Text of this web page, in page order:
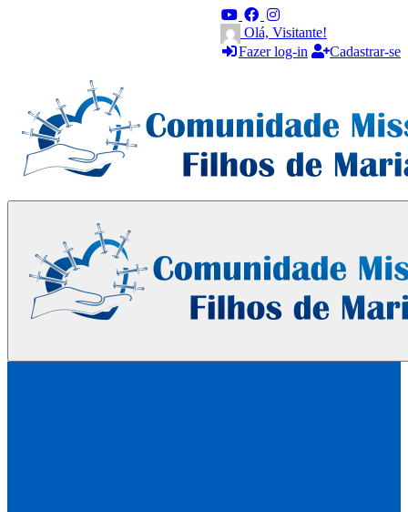
Olá, Visitante!
Fazer log-in
Cadastrar-se